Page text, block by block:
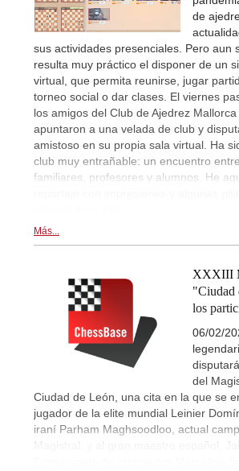
de
sus actividades presenciales. Pero aun
resulta muy práctico el disponer de un
virtual, que permita reunirse, jugar
torneo social o dar clases. El viernes
los amigos del Club de Ajedrez
apuntaron a una velada de club y
amistoso en su propia sala virtual. Ha
club muy entrañable: un encuentro
familiares, profesores y alumnos. He
Más...
XXXIII
"Ciudad
los
06/02/
del
Ciudad de León, una cita en la que se
jugador de la elite mundial Leinier
iraní Parham Maghsoodloo, actual
Magistral, y al gran maestro español,